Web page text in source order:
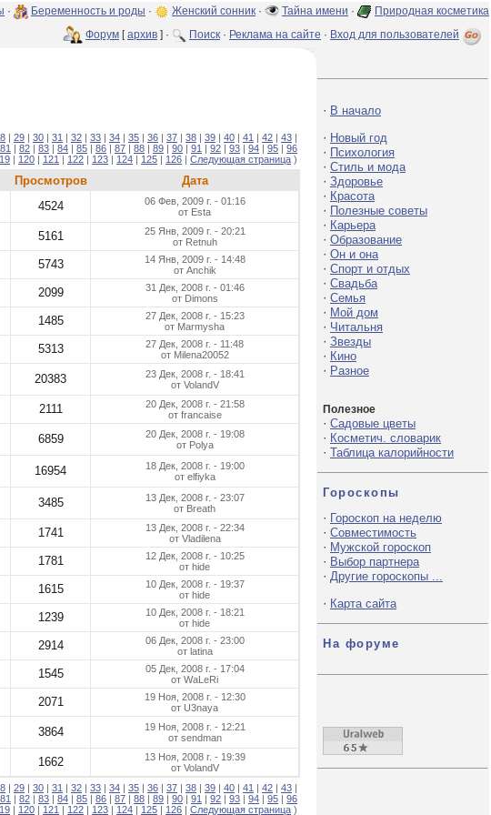
· Беременность и роды · Женский сонник · Тайна имени ·
Природная косметика
Форум [архив ] · Поиск · Реклама на сайте · Вход для пользователей
| 29 | 30 | 31 | 32 | 33 | 34 | 35 | 36 | 37 | 38 | 39 | 40 | 41 | 42 | 43 |
81 | 82 | 83 | 84 | 85 | 86 | 87 | 88 | 89 | 90 | 91 | 92 | 93 | 94 | 95 | 96
| 120 | 121 | 122 | 123 | 124 | 125 | 126 | Следующая страница )
Просмотров
Дата
4524
06 Фев, 2009 г. - 01:16
от Esta
5161
25 Янв, 2009 г. - 20:21
от Retnuh
5743
14 Янв, 2009 г. - 14:48
от Anchik
2099
31 Дек, 2008 г. - 01:46
от Dimons
1485
27 Дек, 2008 г. - 15:23
от Marmysha
5313
27 Дек, 2008 г. - 11:48
от Milena20052
20383
23 Дек, 2008 г. - 18:41
от VolandV
2111
20 Дек, 2008 г. - 21:58
от francaise
6859
20 Дек, 2008 г. - 19:08
от Polya
16954
18 Дек, 2008 г. - 19:00
от elfiyka
3485
13 Дек, 2008 г. - 23:07
от Breath
1741
13 Дек, 2008 г. - 22:34
от Vladilena
1781
12 Дек, 2008 г. - 10:25
от hide
1615
10 Дек, 2008 г. - 19:37
от hide
1239
10 Дек, 2008 г. - 18:21
от hide
2914
06 Дек, 2008 г. - 23:00
от latina
1545
05 Дек, 2008 г. - 17:04
от WaLeRi
2071
19 Ноя, 2008 г. - 12:30
от U3naya
3864
19 Ноя, 2008 г. - 12:21
от sendman
1662
13 Ноя, 2008 г. - 19:39
от VolandV
| 29 | 30 | 31 | 32 | 33 | 34 | 35 | 36 | 37 | 38 | 39 | 40 | 41 | 42 | 43 |
81 | 82 | 83 | 84 | 85 | 86 | 87 | 88 | 89 | 90 | 91 | 92 | 93 | 94 | 95 | 96
| 120 | 121 | 122 | 123 | 124 | 125 | 126 | Следующая страница )
· В начало
· Новый год
· Психология
· Стиль и мода
· Здоровье
· Красота
· Полезные советы
· Карьера
· Образование
· Он и она
· Спорт и отдых
· Свадьба
· Семья
· Мой дом
· Читальня
· Звезды
· Кино
· Разное
Полезное
· Садовые цветы
· Косметич. словарик
· Таблица калорийности
Гороскопы
· Гороскоп на неделю
· Совместимость
· Мужской гороскоп
· Выбор партнера
· Другие гороскопы ...
· Карта сайта
На форуме